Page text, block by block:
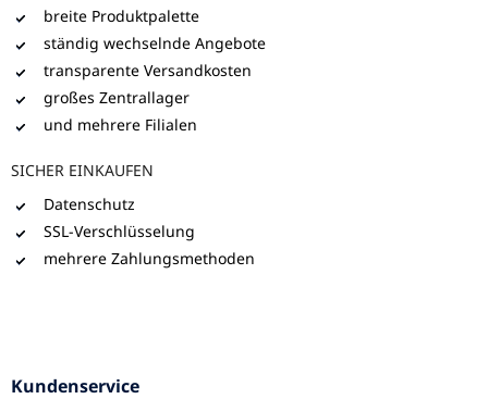
breite Produktpalette
ständig wechselnde Angebote
transparente Versandkosten
großes Zentrallager
und mehrere Filialen
SICHER EINKAUFEN
Datenschutz
SSL-Verschlüsselung
mehrere Zahlungsmethoden
Kundenservice